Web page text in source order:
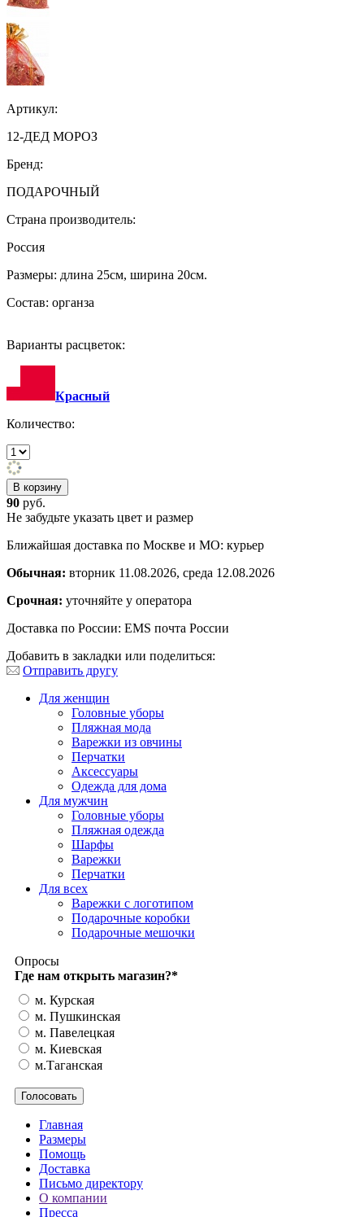
Артикул:
12-ДЕД МОРОЗ
Бренд:
ПОДАРОЧНЫЙ
Страна производитель:
Россия
Размеры: длина 25см, ширина 20см.
Состав: органза
Варианты расцветок:
Красный
Количество:
90 руб.
Не забудьте указать цвет и размер
Ближайшая доставка по Москве и МО: курьер
Обычная: вторник 11.08.2026, среда 12.08.2026
Срочная: уточняйте у оператора
Доставка по России: EMS почта России
Добавить в закладки или поделиться:
Отправить другу
Для женщин
Головные уборы
Пляжная мода
Варежки из овчины
Перчатки
Аксессуары
Одежда для дома
Для мужчин
Головные уборы
Пляжная одежда
Шарфы
Варежки
Перчатки
Для всех
Варежки с логотипом
Подарочные коробки
Подарочные мешочки
Опросы
Где нам открыть магазин?*
м. Курская
м. Пушкинская
м. Павелецкая
м. Киевская
м.Таганская
Главная
Размеры
Помощь
Доставка
Письмо директору
О компании
Пресса